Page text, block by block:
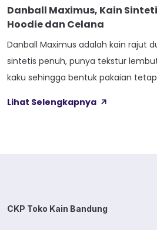
Danball Maximus, Kain
Hoodie dan Celana
Danball Maximus adalah kain rajut
sintetis penuh, punya tekstur
kaku sehingga bentuk pakaian
yaitu Cool Touch, Wicking Process,
Lihat Selengkapnya
CKP Toko Kain Bandung